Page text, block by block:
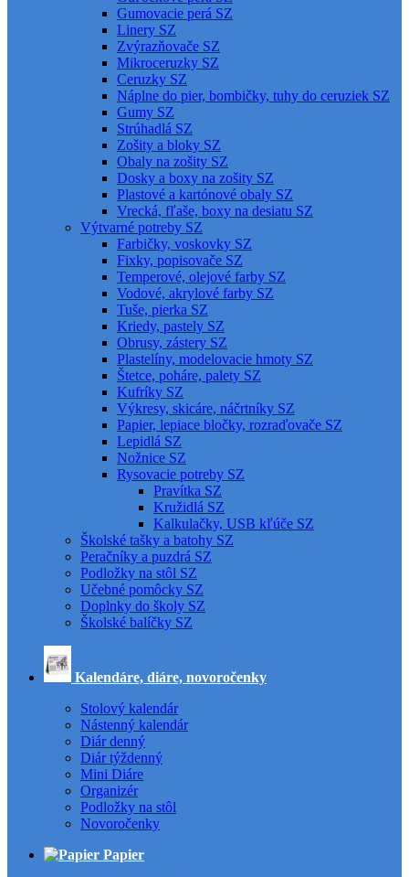
Gumovacie perá SZ
Linery SZ
Zvýrazňovače SZ
Mikroceruzky SZ
Ceruzky SZ
Náplne do pier, bombičky, tuhy do ceruziek SZ
Gumy SZ
Strúhadlá SZ
Zošity a bloky SZ
Obaly na zošity SZ
Dosky a boxy na zošity SZ
Plastové a kartónové obaly SZ
Vrecká, fľaše, boxy na desiatu SZ
Výtvarné potreby SZ
Farbičky, voskovky SZ
Fixky, popisovače SZ
Temperové, olejové farby SZ
Vodové, akrylové farby SZ
Tuše, pierka SZ
Kriedy, pastely SZ
Obrusy, zástery SZ
Plastelíny, modelovacie hmoty SZ
Štetce, poháre, palety SZ
Kufríky SZ
Výkresy, skicáre, náčrtníky SZ
Papier, lepiace bločky, rozraďovače SZ
Lepidlá SZ
Nožnice SZ
Rysovacie potreby SZ
Pravítka SZ
Kružidlá SZ
Kalkulačky, USB kľúče SZ
Školské tašky a batohy SZ
Peračníky a puzdrá SZ
Podložky na stôl SZ
Učebné pomôcky SZ
Doplnky do školy SZ
Školské balíčky SZ
Kalendáre, diáre, novoročenky
Stolový kalendár
Nástenný kalendár
Diár denný
Diár týždenný
Mini Diáre
Organizér
Podložky na stôl
Novoročenky
Papier